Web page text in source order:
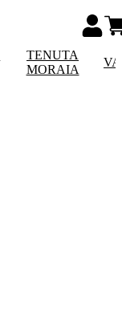
TENUTA
MORAIA